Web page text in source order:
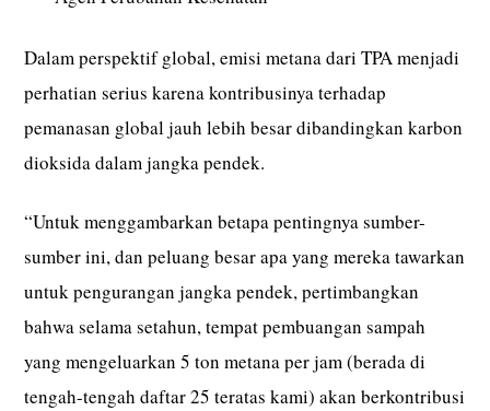
Dalam perspektif global, emisi metana dari TPA menjadi
perhatian serius karena kontribusinya terhadap
pemanasan global jauh lebih besar dibandingkan karbon
dioksida dalam jangka pendek.
“Untuk menggambarkan betapa pentingnya sumber-
sumber ini, dan peluang besar apa yang mereka tawarkan
untuk pengurangan jangka pendek, pertimbangkan
bahwa selama setahun, tempat pembuangan sampah
yang mengeluarkan 5 ton metana per jam (berada di
tengah-tengah daftar 25 teratas kami) akan berkontribusi